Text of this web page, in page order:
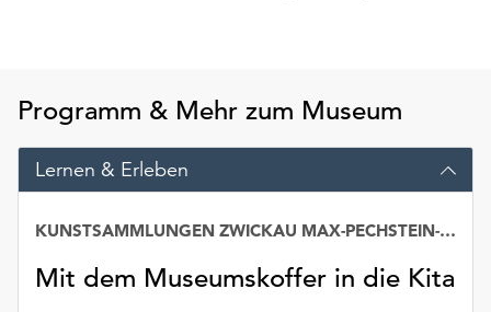
werden
ohne
Ihr
weiterhin
Programm & Mehr zum Museum
Lernen & Erleben
Mit dem Museumskoffer in die Kita
KUNSTSAMMLUNGEN ZWICKAU MAX-PECHSTEIN-MUSEUM